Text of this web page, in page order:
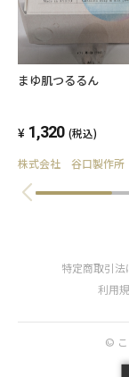
まゆ肌つるるん
1,320 (税込)
株式会社 谷口製作所
特定商取引
利用
©